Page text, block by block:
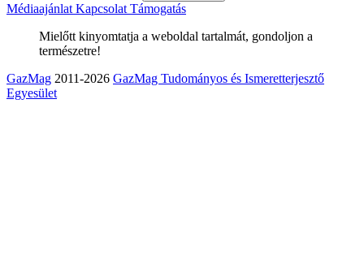
Médiaajánlat Kapcsolat Támogatás
Mielőtt kinyomtatja a weboldal tartalmát, gondoljon a
természetre!
GazMag 2011-2026 GazMag Tudományos és Ismeretterjesztő
Egyesület